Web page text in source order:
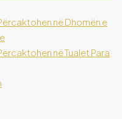
në Dhomën e
në Tualet Para